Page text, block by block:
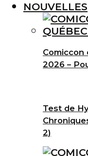
NOUVELLES
Comiccon
2026 –
Test de
2)